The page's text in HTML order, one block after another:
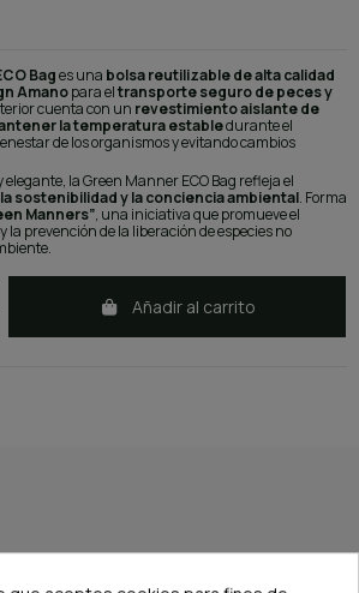
Bages una bolsa reutilizable de alta calidad
Amanopara eltransporte seguro de peces y
cuenta con un revestimiento aislante de
la temperatura establedurante el
de los organismos y evitando cambios
la Green Manner ECO Bag refleja el
sostenibilidad y la conciencia ambiental. Forma
Manners”, una iniciativa que promueve el
la prevención de la liberación de especies no
Añadir al carrito